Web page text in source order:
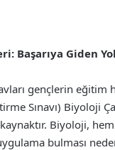
Başarıya Giden
gençlerin eğitim
Sınavı) Biyoloji
Biyoloji,
bulması